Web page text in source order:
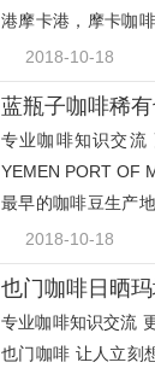
港摩卡港，摩卡咖
门
2018-10-18
专业咖啡知识交流
YEMEN PORT OF
最早的咖啡豆生产
印度
2018-10-18
也门咖啡日晒
专业咖啡知识交流
也门咖啡 让人立刻